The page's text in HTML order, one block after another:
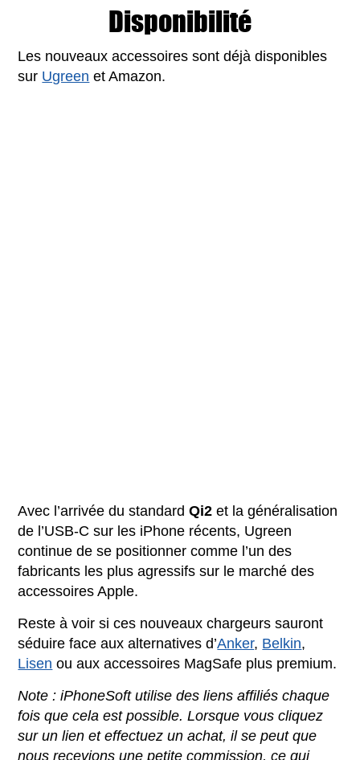
Disponibilité
Les nouveaux accessoires sont déjà disponibles
sur Ugreen et Amazon.
Avec l’arrivée du standardQi2 et la généralisation
de l’USB-C sur les iPhone récents, Ugreen
continue de se positionner comme l’un des
fabricants les plus agressifs sur le marché des
accessoires Apple.
Reste à voir si ces nouveaux chargeurs sauront
séduire face aux alternatives d’Anker, Belkin,
Lisen ou aux accessoires MagSafe plus premium.
Note : iPhoneSoft utilise des liens affiliés chaque
fois que cela est possible. Lorsque vous cliquez
sur un lien et effectuez un achat, il se peut que
nous recevions une petite commission, ce qui